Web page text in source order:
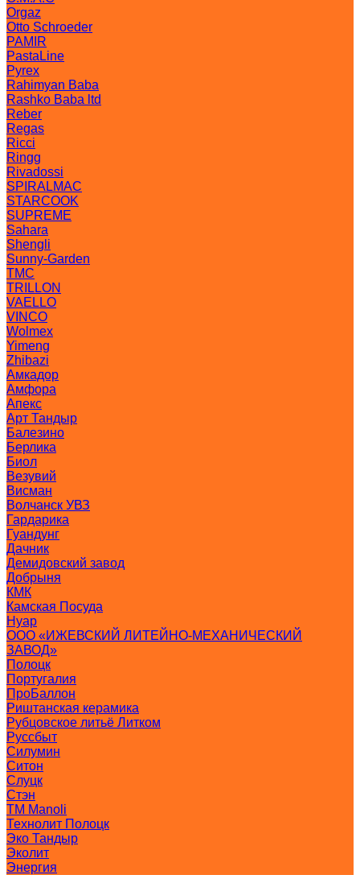
Orgaz
Otto Schroeder
PAMIR
PastaLine
Pyrex
Rahimyan Baba
Rashko Baba ltd
Reber
Regas
Ricci
Ringg
Rivadossi
SPIRALMAC
STARCOOK
SUPREME
Sahara
Shengli
Sunny-Garden
TMC
TRILLON
VAELLO
VINCO
Wolmex
Yimeng
Zhibazi
Амкадор
Амфора
Апекс
Арт Тандыр
Балезино
Берлика
Биол
Везувий
Висман
Волчанск УВЗ
Гардарика
Гуандунг
Дачник
Демидовский завод
Добрыня
КМК
Камская Посуда
Нуар
ООО «ИЖЕВСКИЙ ЛИТЕЙНО-МЕХАНИЧЕСКИЙ
ЗАВОД»
Полоцк
Португалия
ПроБаллон
Риштанская керамика
Рубцовское литьё Литком
Руссбыт
Силумин
Ситон
Слуцк
Стэн
ТМ Manoli
Технолит Полоцк
Эко Тандыр
Эколит
Энергия